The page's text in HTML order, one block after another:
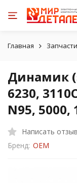
Главная
Динамик
6230,
N95, 5000,
Написать отзыв
Бренд: OEM